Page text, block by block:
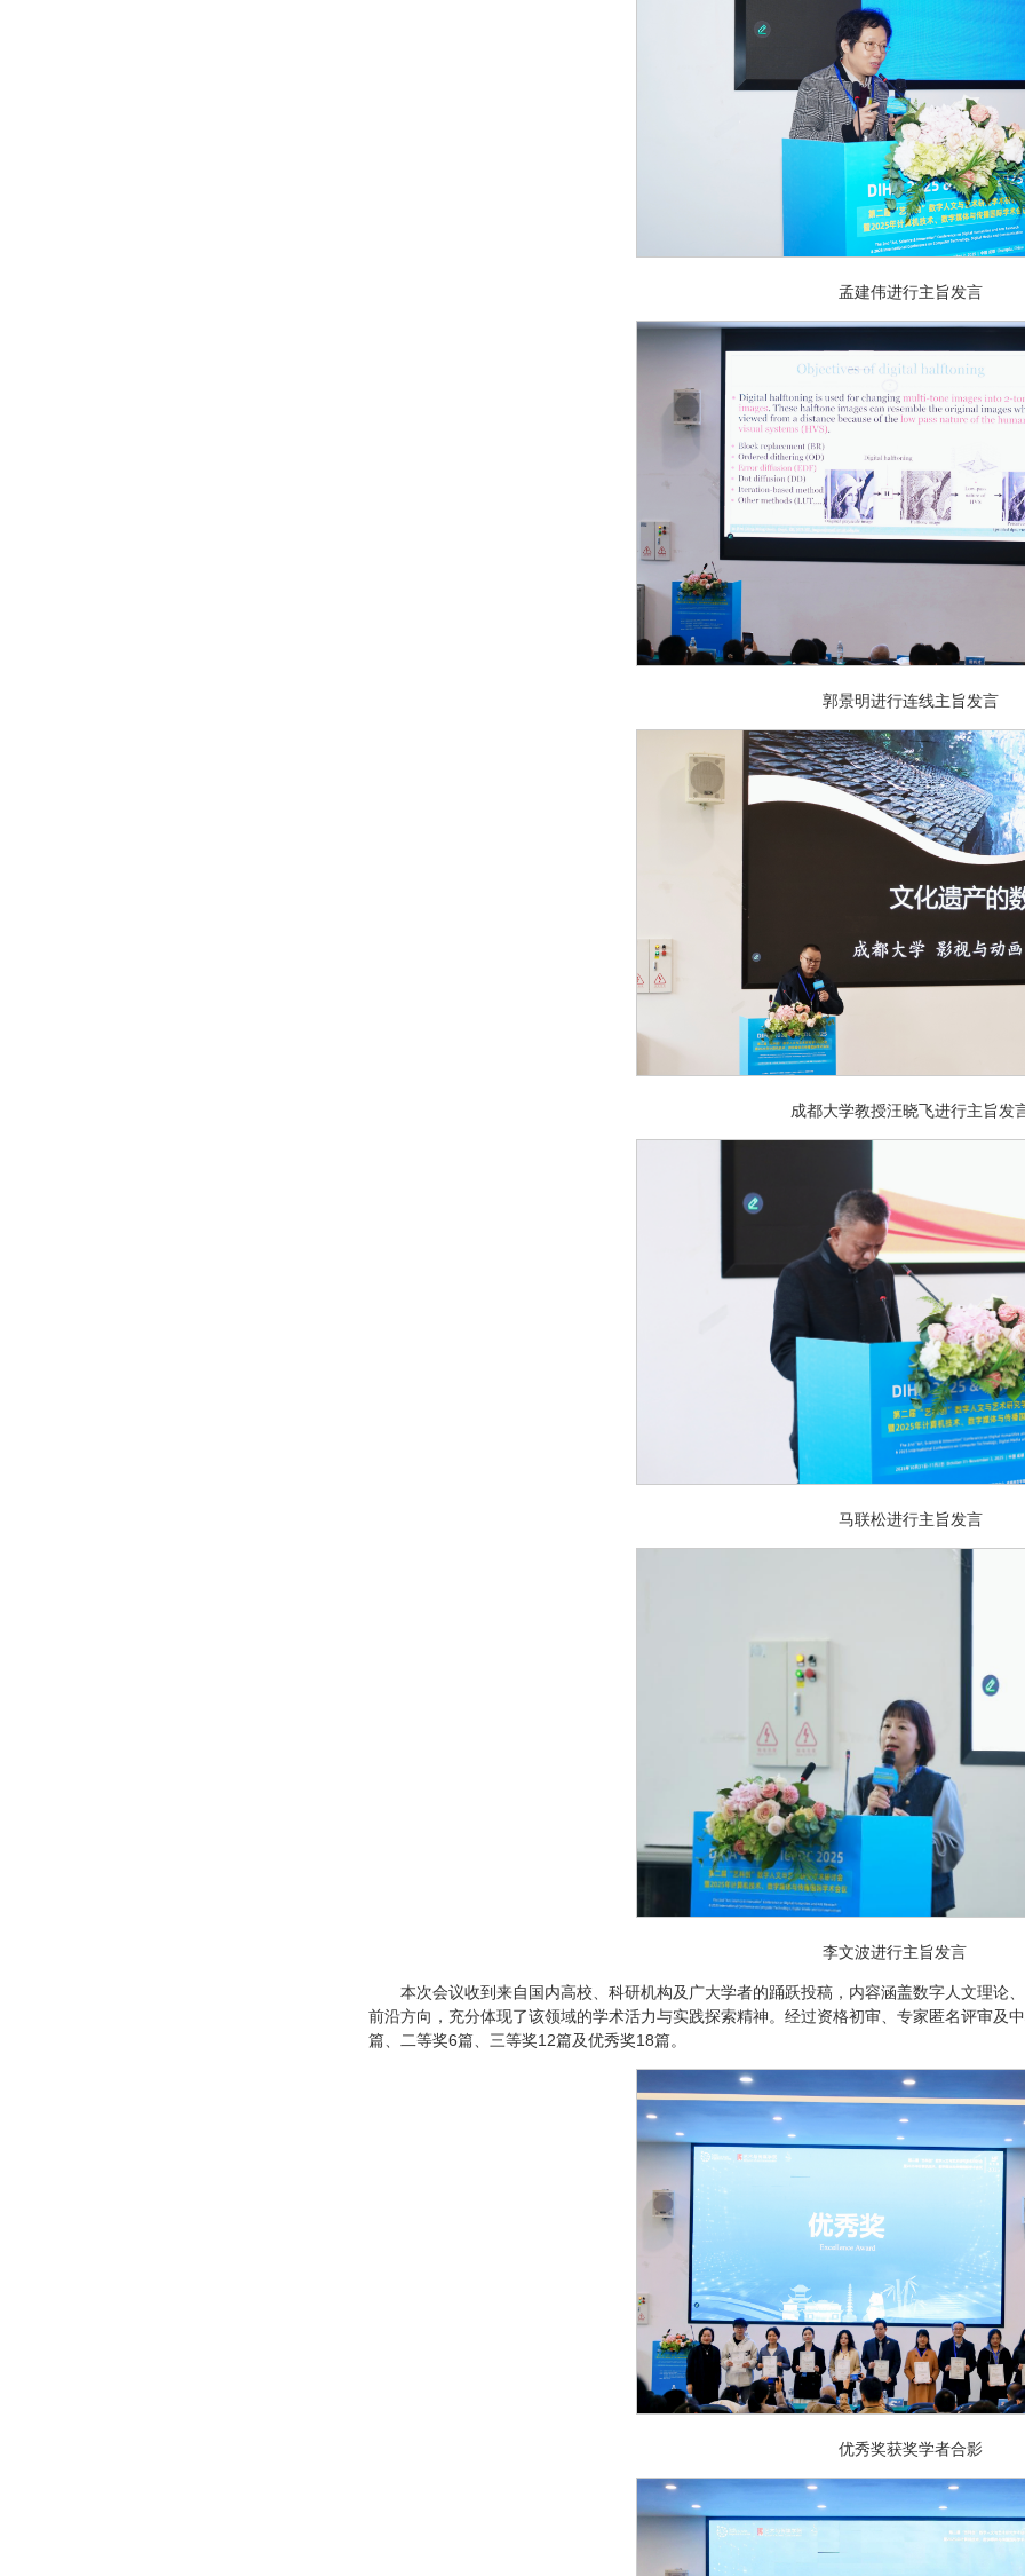
孟建伟进行主旨发言
郭景明进行连线主旨发言
成都大学教授汪晓飞进行主旨发
马联松进行主旨发言
李文波进行主旨发言
本次会议收到来自国内高校、科研机构及广大学者的踊跃投稿，内容涵盖数字人文理论
前沿方向，充分体现了该领域的学术活力与实践探索精神。经过资格初审、专家匿名评审及
篇、二等奖6篇、三等奖12篇及优秀奖18篇。
优秀奖获奖学者合影